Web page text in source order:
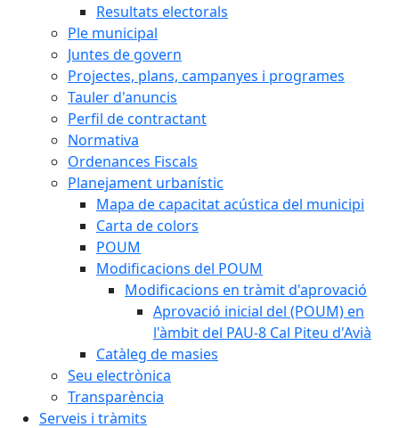
Resultats electorals
Ple municipal
Juntes de govern
Projectes, plans, campanyes i programes
Tauler d'anuncis
Perfil de contractant
Normativa
Ordenances Fiscals
Planejament urbanístic
Mapa de capacitat acústica del municipi
Carta de colors
POUM
Modificacions del POUM
Modificacions en tràmit d'aprovació
Aprovació inicial del (POUM) en
l'àmbit del PAU-8 Cal Piteu d'Avià
Catàleg de masies
Seu electrònica
Transparència
Serveis i tràmits